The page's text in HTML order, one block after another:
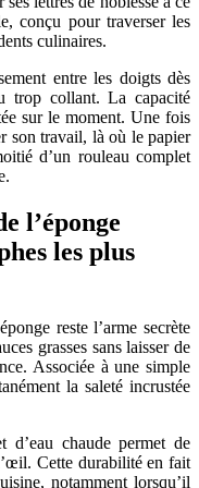
conçu pour traverser les
culinaires.
entre les doigts dès
trop collant. La capacité
sur le moment. Une fois
son travail, là où le papier
d’un rouleau complet
l’éponge
les plus
reste l’arme secrète
grasses sans laisser de
Associée à une simple
la saleté incrustée
chaude permet de
Cette durabilité en fait
notamment lorsqu’il